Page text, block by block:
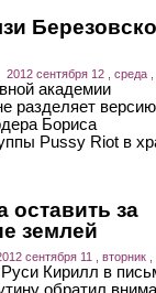
2012 сентября 12 , среда ,
академии
разделяет
Бориса
Pussy Riot в
оставить за
землей
сентября 11 , вторник ,
Кирилл в
обратил